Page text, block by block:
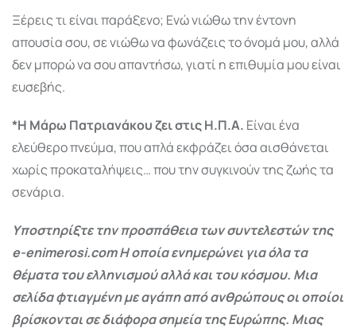
Ξέρεις τι είναι παράξενο; Ενώ νιώθω την έντονη
απουσία σου, σε νιώθω να φωνάζεις το όνομά μου, αλλά
δεν μπορώ να σου απαντήσω, γιατί η επιθυμία μου είναι
ευσεβής.
*Η Μάρω Πατριανάκου ζει στις Η.Π.Α. Είναι ένα
ελεύθερο πνεύμα, που απλά εκφράζει όσα αισθάνεται
χωρίς προκαταλήψεις… που την συγκινούν της ζωής τα
σενάρια.
Υποστηρίξτε την προσπάθεια των συντελεστών της
e-enimerosi.com Η οποία ενημερώνει για όλα τα
θέματα του ελληνισμού αλλά και του κόσμου. Μια
σελίδα φτιαγμένη με αγάπη από ανθρώπους οι οποίοι
βρίσκονται σε διάφορα σημεία της Ευρώπης. Μιας